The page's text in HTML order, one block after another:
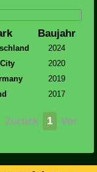
Baujahr
2024
2020
2019
2017
Zurück 1 Vor